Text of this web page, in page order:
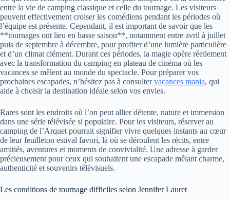
entre la vie de camping classique et celle du tournage. Les visiteurs
peuvent effectivement croiser les comédiens pendant les périodes où
l’équipe est présente. Cependant, il est important de savoir que les
**tournages ont lieu en basse saison**, notamment entre avril à juillet
puis de septembre à décembre, pour profiter d’une lumière particulière
et d’un climat clément. Durant ces périodes, la magie opère réellement
avec la transformation du camping en plateau de cinéma où les
vacances se mêlent au monde du spectacle. Pour préparer vos
prochaines escapades, n’hésitez pas à consultervacances mania, qui
aide à choisir la destination idéale selon vos envies.
Rares sont les endroits où l’on peut allier détente, nature et immersion
dans une série télévisée si populaire. Pour les visiteurs, réserver au
camping de l’Arquet pourrait signifier vivre quelques instants au cœur
de leur feuilleton estival favori, là où se déroulent les récits, entre
amitiés, aventures et moments de convivialité. Une adresse à garder
précieusement pour ceux qui souhaitent une escapade mêlant charme,
authenticité et souvenirs télévisuels.
Les conditions de tournage difficiles selon Jennifer Lauret